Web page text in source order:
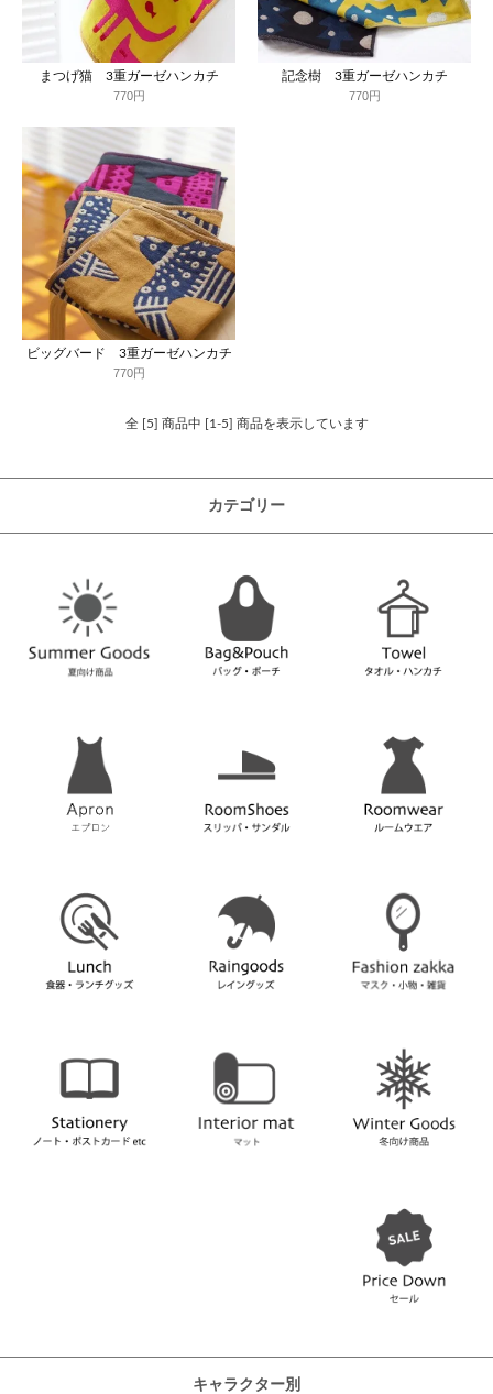
まつげ猫 3重ガーゼハンカチ
770円
記念樹 3重ガーゼハンカチ
770円
ビッグバード 3重ガーゼハンカチ
770円
全 [5] 商品中 [1-5] 商品を表示しています
カテゴリー
キャラクター別